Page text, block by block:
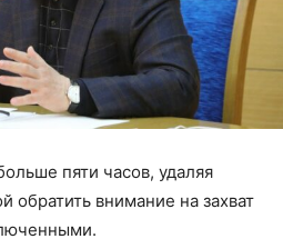
пяти часов, удаляя
обратить внимание на захват